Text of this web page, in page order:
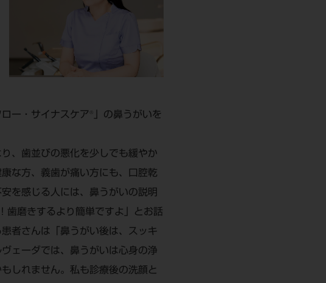
ー・サイナスケア®」の鼻うがいを
、歯並びの悪化を少しでも緩やか
な方、義歯が痛い方にも、口腔乾
を感じる人には、鼻うがいの説明
歯磨きするより簡単ですよ」とお話
者さんは「鼻うがい後は、スッキ
ェーダでは、鼻うがいは心身の浄
しれません。私も診療後の洗顔と